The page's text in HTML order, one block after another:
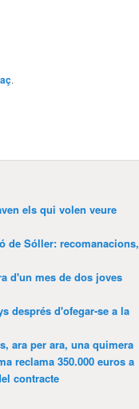
.
els qui volen veure
de Sóller: recomanacions,
d'un mes de dos joves
després d'ofegar-se a la
ara per ara, una quimera
reclama 350.000 euros a
contracte